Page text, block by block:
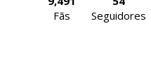
Fãs
Seguidores